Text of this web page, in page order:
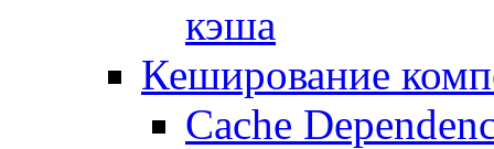
кэша
Кеширование
Сache